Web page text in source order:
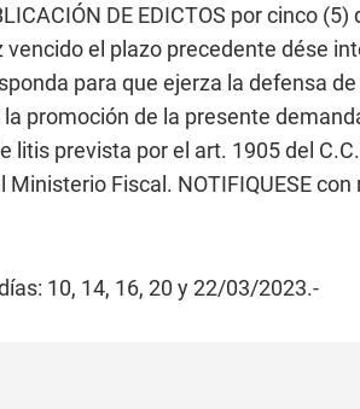
DE EDICTOS por cinco
vencido el plazo precedente dése
para que ejerza la defensa
promoción de la presente
litis prevista por el art. 1905 del
Ministerio Fiscal. NOTIFIQUESE
10, 14, 16, 20 y 22/03/2023.-